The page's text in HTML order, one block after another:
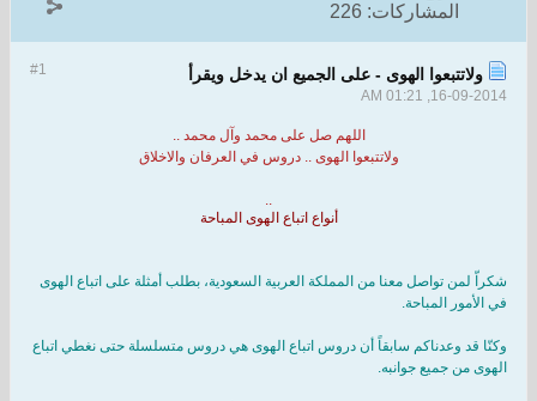
المشاركات: 226
#1 ولاتتبعوا الهوى - على الجميع ان يدخل ويقرأ
16-09-2014, 01:21 AM
اللهم صل على محمد وآل محمد ..
ولاتتبعوا الهوى .. دروس في العرفان والاخلاق
..
أنواع اتباع الهوى المباحة
شكراّ لمن تواصل معنا من المملكة العربية السعودية، بطلب أمثلة على اتباع الهوى
في الأمور المباحة.
وكنّا قد وعدناكم سابقاً أن دروس اتباع الهوى هي دروس متسلسلة حتى نغطي اتباع
الهوى من جميع جوانبه.